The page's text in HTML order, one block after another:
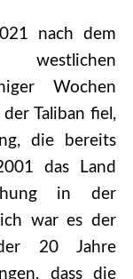
nach dem
Wochen
Taliban fiel,
die bereits
das Land
in der
war es der
20 Jahre
dass die